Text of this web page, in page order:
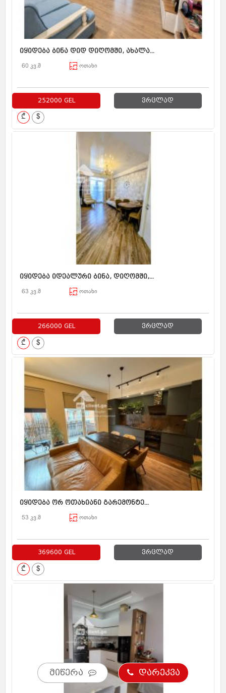
იყიდება ბინა დიდ დიღომში, ახალა...
60 კვ.მ ოთახი
252000 GEL ვრცლად
₾ $
იყიდება იდეალური ბინა, დიღომში,...
63 კვ.მ ოთახი
266000 GEL ვრცლად
₾ $
იყიდება ორ ოთახიანი გარემონტე...
53 კვ.მ ოთახი
369600 GEL ვრცლად
₾ $
მიწერა დარეკვა